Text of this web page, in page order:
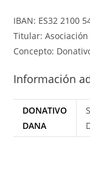
IBAN: ES32 2100
Titular: Asociación
Concepto:
Información
DONATIVO
DANA